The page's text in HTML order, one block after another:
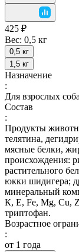
425 ₽
Вес: 0,5 кг
0,5 кг
1,5 кг
Назначение
:
Для взрослых
Состав
:
Продукты
телятина,
мясные белки,
происхождения:
растительного
юкки шидигера;
минеральный
К, Е, Fe, Mg, Cu,
триптофан.
Возрастное
:
от 1 года